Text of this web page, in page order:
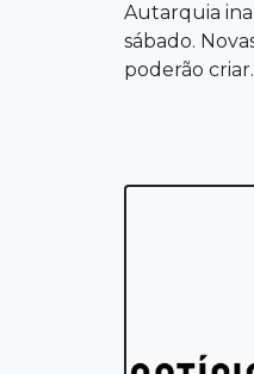
Autarquia
sábado.
poderão